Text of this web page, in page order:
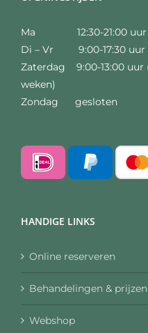
Ma 12:30-21:00 uur
Di – Vr 9:00-17:30 uur
Zaterdag 9:00-13:00 uur
weken)
Zondag gesloten
HANDIGE LINKS
Online reserveren
Behandelingen & prijzen
Webshop